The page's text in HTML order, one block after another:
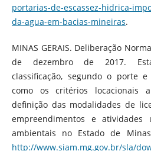
portarias-de-escassez-hidrica-
da-agua-em-bacias-mineiras.
MINAS GERAIS. Deliberação
de dezembro de 2017.
classificação, segundo o porte
como os critérios locacionais
definição das modalidades de
empreendimentos e atividades
ambientais no Estado de
http://www.siam.mg.gov.br/sla/